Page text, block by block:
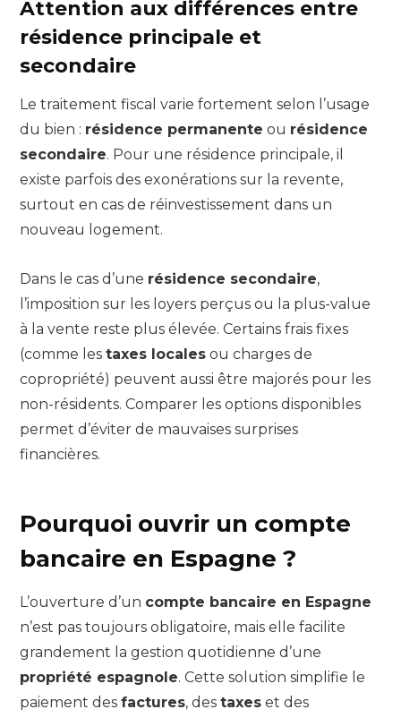
Attention aux différences entre
résidence principale et
secondaire
Le traitement fiscal varie fortement selon l’usage
du bien : résidence permanente ou résidence
secondaire. Pour une résidence principale, il
existe parfois des exonérations sur la revente,
surtout en cas de réinvestissement dans un
nouveau logement.
Dans le cas d’une résidence secondaire,
l’imposition sur les loyers perçus ou la plus-value
à la vente reste plus élevée. Certains frais fixes
(comme les taxes locales ou charges de
copropriété) peuvent aussi être majorés pour les
non-résidents. Comparer les options disponibles
permet d’éviter de mauvaises surprises
financières.
Pourquoi ouvrir un compte
bancaire en Espagne ?
L’ouverture d’un compte bancaire en Espagne
n’est pas toujours obligatoire, mais elle facilite
grandement la gestion quotidienne d’une
propriété espagnole. Cette solution simplifie le
paiement des factures, des taxes et des